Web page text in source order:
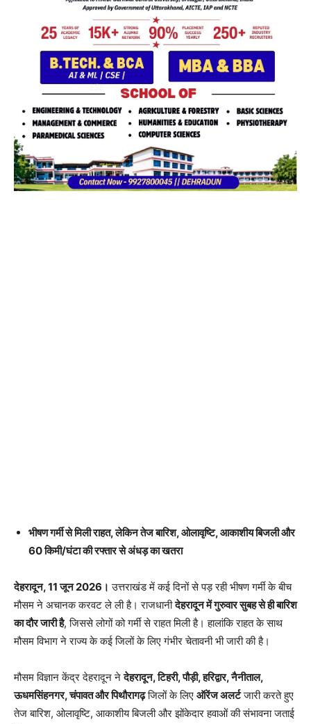
भीषण गर्मी से मिली राहत, लेकिन तेज बारिश, ओलावृष्टि, आकाशीय बिजली और
60 किमी/घंटा की रफ्तार से अंधड़ का खतरा
देहरादून, 11 जून 2026। उत्तराखंड में कई दिनों से पड़ रही भीषण गर्मी के बीच
मौसम ने अचानक करवट ले ली है। राजधानीदेहरादून में गुरुवार सुबह से ही बारिश
का दौर जारी है, जिससे लोगों को गर्मी से राहत मिली है। हालांकि राहत के साथ
मौसम विभाग ने राज्य के कई जिलों के लिए गंभीर चेतावनी भी जारी की है।
मौसम विज्ञान केंद्र देहरादून नेदेहरादून, टिहरी, पौड़ी, हरिद्वार, नैनीताल,
ऊधमसिंहनगर, चंपावत और पिथौरागढ़जिलों के लिए ऑरेंज अलर्टजारी करते हुए
तेज बारिश, ओलावृष्टि, आकाशीय बिजली और झोंकेदार हवाओं की संभावना जताई